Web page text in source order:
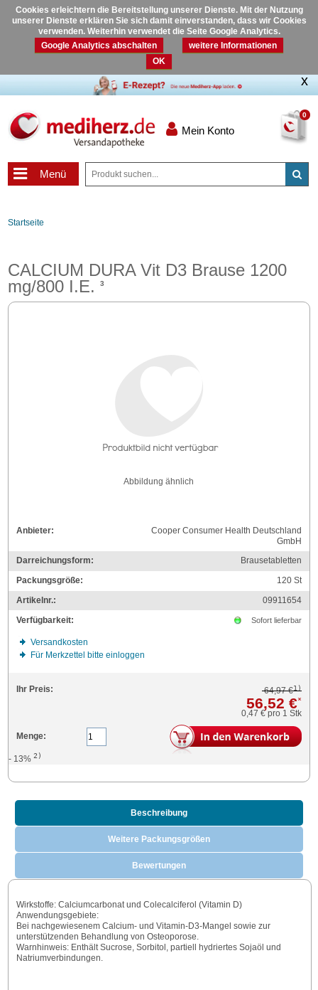
Cookies erleichtern die Bereitstellung unserer Dienste. Mit der Nutzung
unserer Dienste erklären Sie sich damit einverstanden, dass wir Cookies
verwenden. Weiterhin verwendet die Seite Google Analytics.
Google Analytics abschalten
weitere Informationen
OK
0
Mein Konto
Menü
Startseite
CALCIUM DURA Vit D3 Brause 1200
mg/800 I.E.3
Abbildung ähnlich
Anbieter:
Cooper Consumer Health Deutschland
GmbH
Darreichungsform:
Brausetabletten
Packungsgröße:
120St
Artikelnr.:
09911654
Verfügbarkeit:
Sofort lieferbar
Versandkosten
Für Merkzettel bitte einloggen
Ihr Preis: 64,97 €1)
56,52 €*
0,47 €pro 1 Stk
Menge:
- 13%2)
Beschreibung
Weitere Packungsgrößen
Bewertungen
Wirkstoffe: Calciumcarbonat und Colecalciferol (Vitamin D)
Anwendungsgebiete:
Bei nachgewiesenem Calcium- und Vitamin-D3-Mangel sowie zur
unterstützenden Behandlung von Osteoporose.
Warnhinweis: Enthält Sucrose, Sorbitol, partiell hydriertes Sojaöl und
Natriumverbindungen.